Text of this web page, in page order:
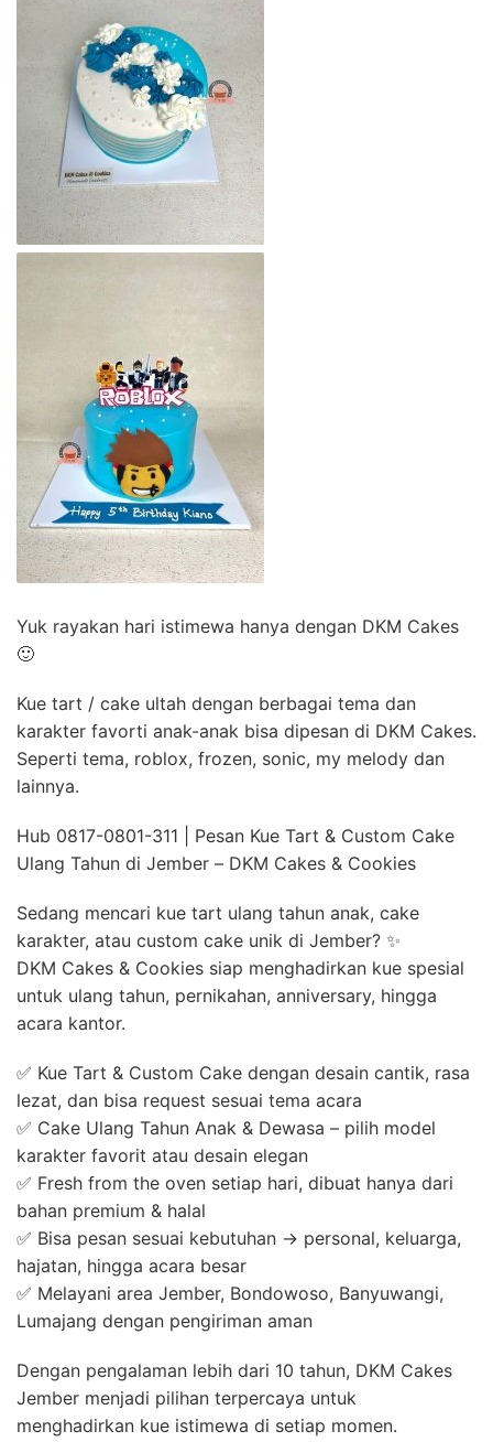
Yuk rayakan hari istimewa hanya dengan DKM Cakes
🙂
Kue tart / cake ultah dengan berbagai tema dan
karakter favorti anak-anak bisa dipesan di DKM Cakes.
Seperti tema, roblox, frozen, sonic, my melody dan
lainnya.
Hub 0817-0801-311 | Pesan Kue Tart & Custom Cake
Ulang Tahun di Jember – DKM Cakes & Cookies
Sedang mencari kue tart ulang tahun anak, cake
karakter, atau custom cake unik di Jember? ✨
DKM Cakes & Cookies siap menghadirkan kue spesial
untuk ulang tahun, pernikahan, anniversary, hingga
acara kantor.
✅ Kue Tart & Custom Cake dengan desain cantik, rasa
lezat, dan bisa request sesuai tema acara
✅ Cake Ulang Tahun Anak & Dewasa – pilih model
karakter favorit atau desain elegan
✅ Fresh from the oven setiap hari, dibuat hanya dari
bahan premium & halal
✅ Bisa pesan sesuai kebutuhan → personal, keluarga,
hajatan, hingga acara besar
✅ Melayani area Jember, Bondowoso, Banyuwangi,
Lumajang dengan pengiriman aman
Dengan pengalaman lebih dari 10 tahun, DKM Cakes
Jember menjadi pilihan terpercaya untuk
menghadirkan kue istimewa di setiap momen.